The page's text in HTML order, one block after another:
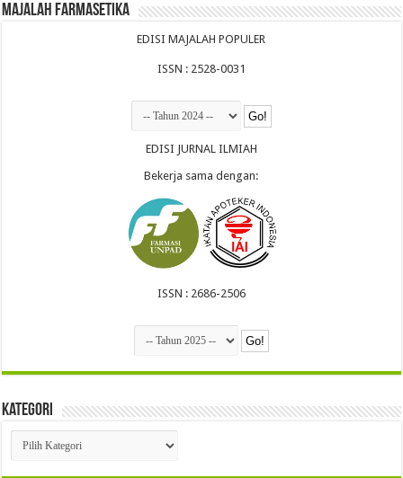
Majalah Farmasetika
EDISI MAJALAH POPULER
ISSN : 2528-0031
EDISI JURNAL ILMIAH
Bekerja sama dengan:
ISSN : 2686-2506
Kategori
Kategori